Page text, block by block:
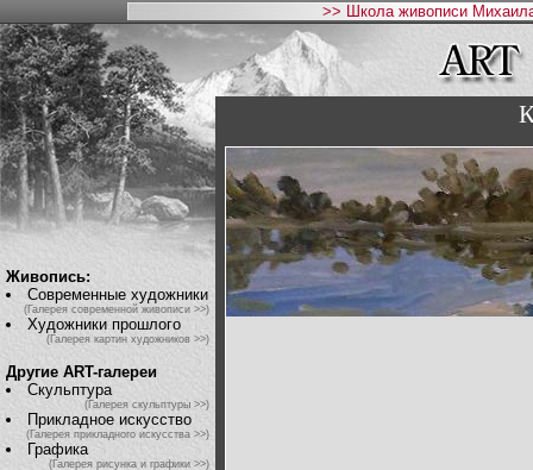
>> Школа живописи
Живопись:
Современные художники
(Галерея современной живописи >>)
Художники прошлого
(Галерея картин художников >>)
Другие ART-галереи
Скульптура
(Галерея скульптуры >>)
Прикладное искусство
(Галерея прикладного искусства >>)
Графика
(Галерея рисунка и графики >>)